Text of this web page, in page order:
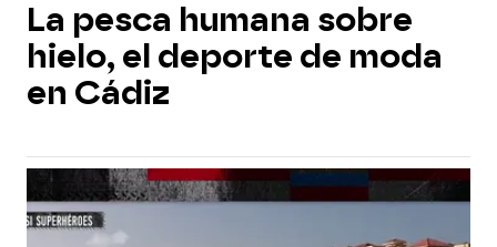
La pesca humana sobre
hielo, el deporte de moda
en Cádiz